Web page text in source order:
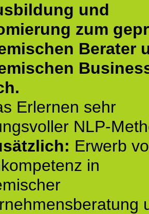
und
zum
Berater
Erlernen sehr
NLP-
Erwerb
in